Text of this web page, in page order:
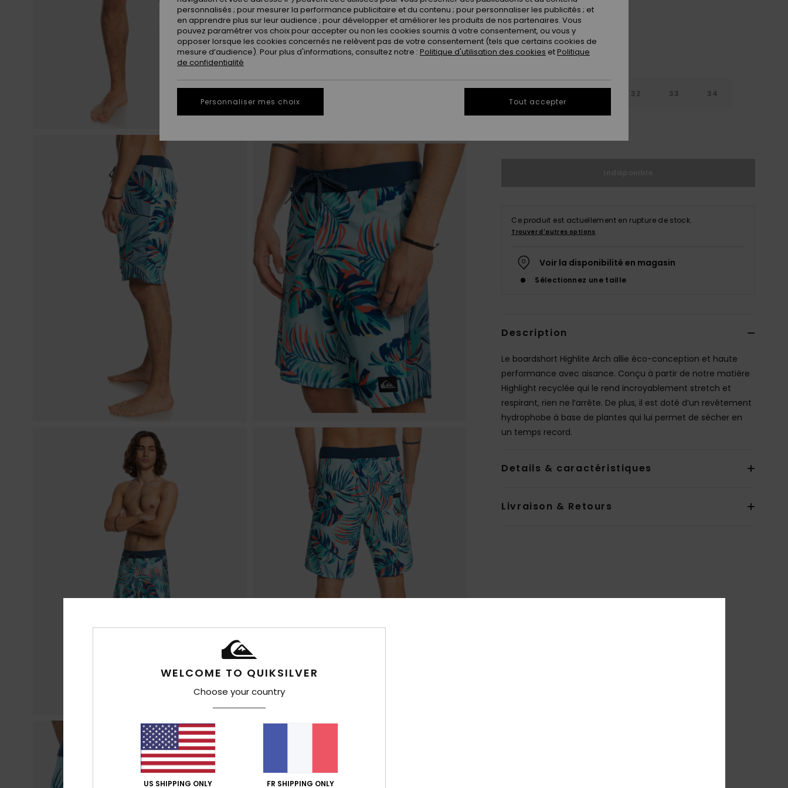
32 33 34
Ce produit est actuellement en rupture de stock.
Trouver d'autres options
Voir la disponibilité en magasin
Sélectionnez une taille
Description
Le boardshort Highlite Arch allie éco-conception et haute
performance avec aisance. Conçu à partir de notre matière
Highlight recyclée qui le rend incroyablement stretch et
respirant, rien ne l’arrête. De plus, il est doté d’un revêtement
hydrophobe à base de plantes qui lui permet de sécher en
un temps record.
Details & caractéristiques
Livraison & Retours
WELCOME TO QUIKSILVER
Choose your country
US SHIPPING ONLY FR SHIPPING ONLY
personnalisés ; pour mesurer la performance publicitaire et du contenu ; pour personnaliser les publicités ; et
en apprendre plus sur leur audience ; pour développer et améliorer les produits de nos partenaires. Vous
pouvez paramétrer vos choix pour accepter ou non les cookies soumis à votre consentement, ou vous y
opposer lorsque les cookies concernés ne relèvent pas de votre consentement (tels que certains cookies de
mesure d’audience). Pour plus d'informations, consultez notre : Politique d'utilisation des cookies etPolitique
de confidentialité
Personnaliser mes choix Tout accepter